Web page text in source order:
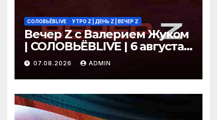
СОЛОВЬЁВLIVE УТРО Z | ДЕНЬ Z | ВЕЧЕР Z
Вечер Z с Валерием Жуком
| СОЛОВЬЁВLIVE | 6 августа
2026 года
07.08.2026 ADMIN